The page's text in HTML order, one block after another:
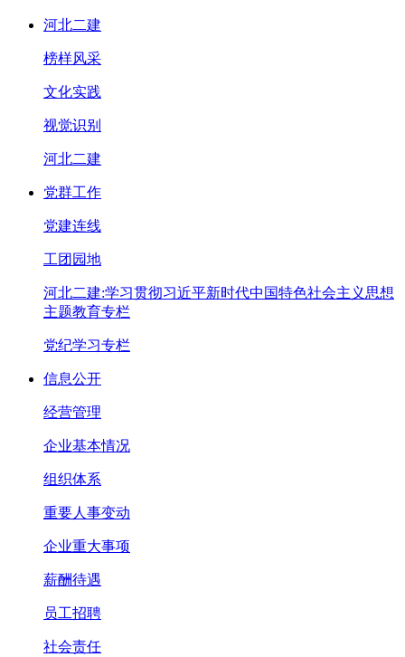
河北二建
榜样风采
文化实践
视觉识别
河北二建
党群工作
党建连线
工团园地
河北二建:学习贯彻习近平新时代中国特色社会主义思想
主题教育专栏
党纪学习专栏
信息公开
经营管理
企业基本情况
组织体系
重要人事变动
企业重大事项
薪酬待遇
员工招聘
社会责任